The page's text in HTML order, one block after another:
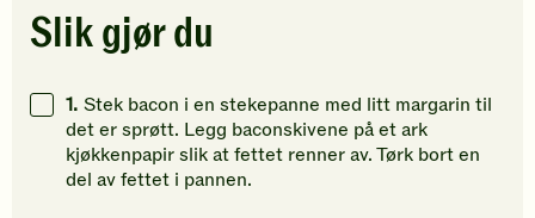
Klikk
for
gi
din
vurdering.
din
vurdering.
din
Slik gjør du
1. Stek bacon i en stekepanne med litt margarin til
det er sprøtt. Legg baconskivene på et ark
kjøkkenpapir slik at fettet renner av. Tørk bort en
del av fettet i pannen.